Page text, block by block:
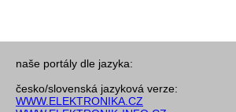
naše portály dle jazyka:
česko/slovenská jazyková verze:
WWW.ELEKTRONIKA.CZ